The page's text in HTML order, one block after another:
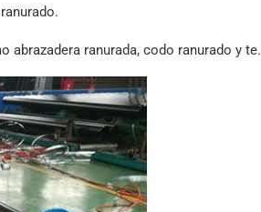
ranurada, codo ranurado y te.